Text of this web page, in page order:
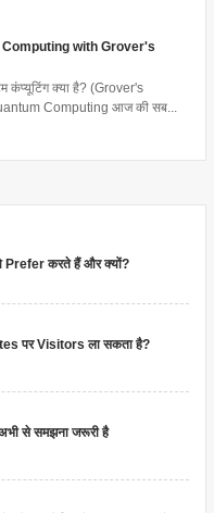
Computing with Grover's
कंप्यूटिंग क्या है? (Grover's
Computing आज की सब...
करते हैं और क्यों?
पर Visitors ला सकता है?
से समझना जरूरी है